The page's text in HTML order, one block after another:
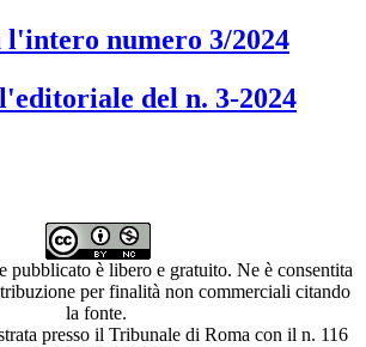
l'intero numero 3/2024
del n. 3-2024
pubblicato è libero e gratuito. Ne è consentita
per finalità non commerciali citando
la fonte.
presso il Tribunale di Roma con il n. 116